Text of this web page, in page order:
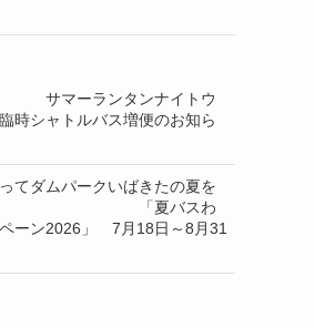
ンタンナイトウ
時シャトルバス増便のお知ら
てダムパークいばきたの夏を
！ 「夏バスわ
ーン2026」 7月18日～8月31